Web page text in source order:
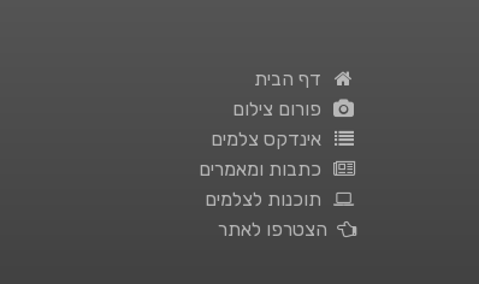
דף הבית
פורום צילום
אינדקס צלמים
כתבות ומאמרים
תוכנות לצלמים
הצטרפו לאתר